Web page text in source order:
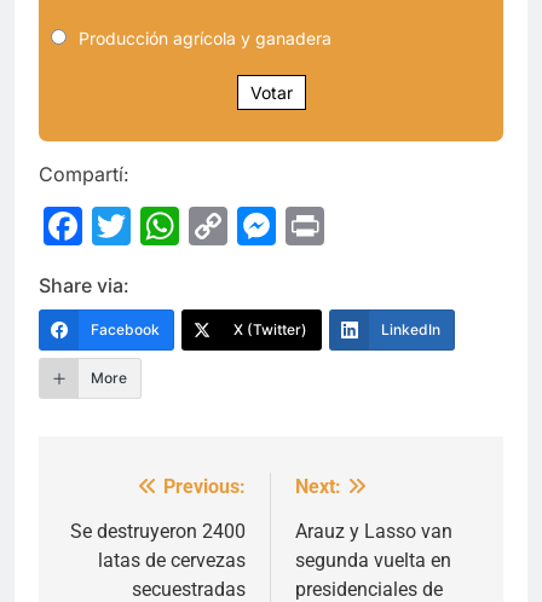
Producción agrícola y ganadera
Votar
Compartí:
Facebook
Twitter
WhatsApp
CopyMessenger
Share via:
Facebook X (Twitter) LinkedIn
More
Navegación
de
entradas
Previous:
Se destruyeron 2400
latas de cervezas
secuestradas
Next:
Arauz y Lasso van
segunda vuelta en
presidenciales de